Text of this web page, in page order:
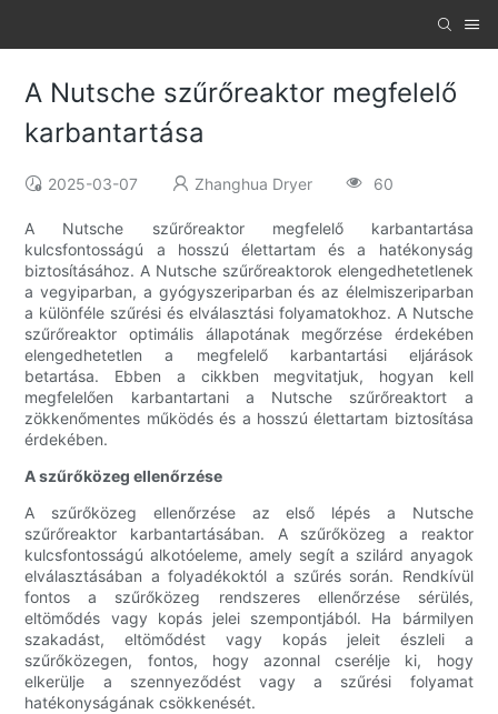
A Nutsche szűrőreaktor megfelelő
karbantartása
2025-03-07 Zhanghua Dryer 60
A Nutsche szűrőreaktor megfelelő karbantartása
kulcsfontosságú a hosszú élettartam és a hatékonyság
biztosításához. A Nutsche szűrőreaktorok elengedhetetlenek
a vegyiparban, a gyógyszeriparban és az élelmiszeriparban
a különféle szűrési és elválasztási folyamatokhoz. A Nutsche
szűrőreaktor optimális állapotának megőrzése érdekében
elengedhetetlen a megfelelő karbantartási eljárások
betartása. Ebben a cikkben megvitatjuk, hogyan kell
megfelelően karbantartani a Nutsche szűrőreaktort a
zökkenőmentes működés és a hosszú élettartam biztosítása
érdekében.
A szűrőközeg ellenőrzése
A szűrőközeg ellenőrzése az első lépés a Nutsche
szűrőreaktor karbantartásában. A szűrőközeg a reaktor
kulcsfontosságú alkotóeleme, amely segít a szilárd anyagok
elválasztásában a folyadékoktól a szűrés során. Rendkívül
fontos a szűrőközeg rendszeres ellenőrzése sérülés,
eltömődés vagy kopás jelei szempontjából. Ha bármilyen
szakadást, eltömődést vagy kopás jeleit észleli a
szűrőközegen, fontos, hogy azonnal cserélje ki, hogy
elkerülje a szennyeződést vagy a szűrési folyamat
hatékonyságának csökkenését.